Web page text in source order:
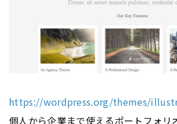
https://wordpress.org/themes/
個人から企業まで使えるポートフォリ